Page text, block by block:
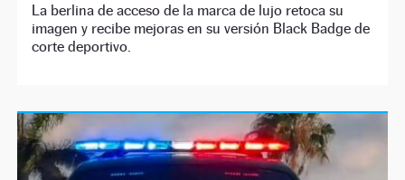
La berlina de acceso de la marca de lujo retoca su
imagen y recibe mejoras en su versión Black Badge de
corte deportivo.